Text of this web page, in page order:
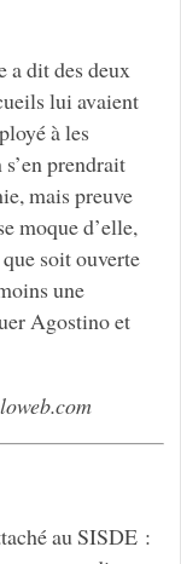
a dit des deux
lui avaient
à les
prendrait
mais preuve
moque d’elle,
soit ouverte
une
Agostino et
au SISDE :